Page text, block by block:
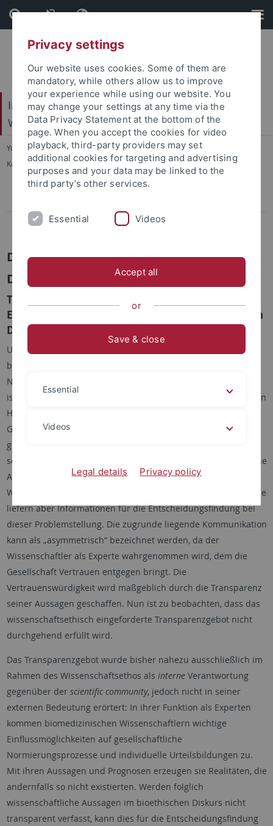
Skip
to
content
Skip
to
footer
Internationales Zentrum für Ethik in den
Wissenschaften (IZEW)
You are here: Startseite
...
Kollegiat(inn)en der ersten und zweiten Generation
Abgeschlossene Projekte
Dr. Roman Beck
Dissertationsprojekt
Transparenz in der biomedizinischen Forschung.
Eine notwendige Voraussetzung für den ethischen
Diskurs über die Selbstgestaltung des Menschen
Unter der
biotechnische Veränderungen jenes Teils der menschlichen
Natur, der dem Menschen bisher „naturwüchsig“ vorgegeben
ist. Durch diese Verschiebung der natürlichen Grenzen werden
Handlungsräume eröffnet, bei der der Einzelne seine
Grenzziehungen selbstständig durchführen muss. Bei
gesellschaftlichen und individuellen Entscheidungen über
solche Grenzziehungen ist man auf Orientierung und sachliche
Aufklärung angewiesen. Zwar können biomedizinische
Wissenschaftler in ihrer Funktion keine Orientierung geben, sie
liefern aber Informationen für die Entscheidungsfindung bei
dieser Problemstellung. Die zugrunde liegende Kommunikation
kann als „asymmetrisch“ bezeichnet werden, da der
Wissenschaftler als Experte wahrgenommen wird, dem die
Gesellschaft Vertrauen entgegen bringt. Die
Vertrauenswürdigkeit wird maßgeblich durch die Transparenz
seiner Aussagen geschaffen. Nun ist zu beobachten, dass das
wissenschaftsethisch eingeforderte Transparenzgebot nicht
durchgehend erfüllt wird.
Das Transparenzgebot wurde bisher nahezu ausschließlich im
Rahmen des Wissenschaftsethos als interneVerantwortung
gegenüber der scientific community, jedoch nicht in seiner
externen Bedeutung erörtert: In ihrer Funktion als Experten
kommen biomedizinischen Wissenschaftlern wichtige
Einflussmöglichkeiten auf gesellschaftliche
Normierungsprozesse und individuelle Urteilsbildungen zu.
Mit ihren Aussagen und Prognosen erzeugen sie Realitäten, die
andernfalls so nicht existierten. Werden folglich
wissenschaftliche Aussagen im bioethischen Diskurs nicht
transparent verfasst, kann dies für die Entscheidungsfindung
Privacy settings
Our website uses cookies. Some of them are
mandatory, while others allow us to improve
your experience while using our website. You
may change your settings at any time via the
Data Privacy Statement at the bottom of the
page. When you accept the cookies for video
playback, third-party providers may set
additional cookies for targeting and advertising
purposes and your data may be linked to the
third party’s other services.
Essential Videos
Accept all
or
Save & close
Essential
Videos
Legal details Privacy policy